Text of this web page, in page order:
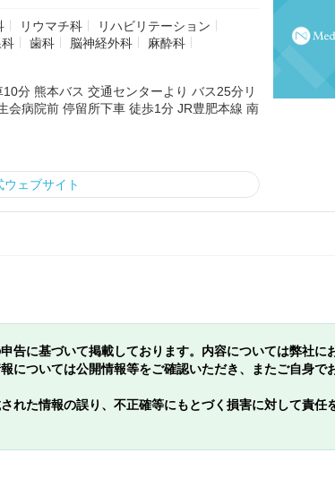
リウマチ科
リハビリテーション
歯科 脳神経外科
麻酔科
分 熊本バス 交通センターより バス25分リ
会病院前 停留所下車 徒歩1分 JR豊肥本線 南
ウェブサイト
告に基づいて掲載しております。内容については弊社に
については公開情報等をご確認いただき、またご自身で
れた情報の誤り、不正確等にもとづく損害に対して責任